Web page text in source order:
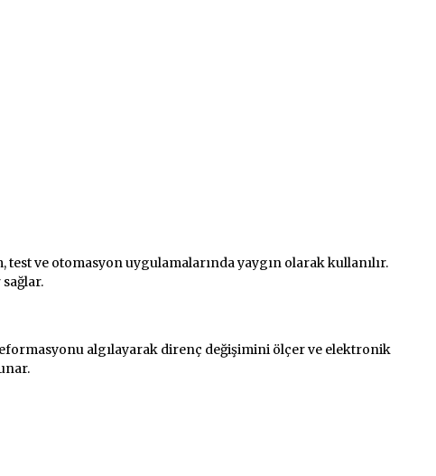
ve otomasyon uygulamalarında yaygın olarak kullanılır.
algılayarak direnç değişimini ölçer ve elektronik